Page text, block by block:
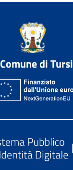
Comune di Tursi